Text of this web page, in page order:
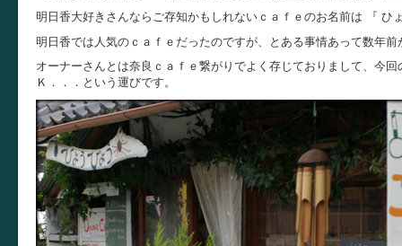
明日香大好きさんならご存知かもしれないｃａｆｅのお名前は 『 ひ
明日香では人気のｃａｆｅだったのですが、とある事情あって数年
オーナーさんとは奈良ｃａｆｅ繋がりでよく存じておりまして、今
Ｋ．．．という運びです。